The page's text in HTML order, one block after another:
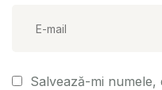
Salvează-mi